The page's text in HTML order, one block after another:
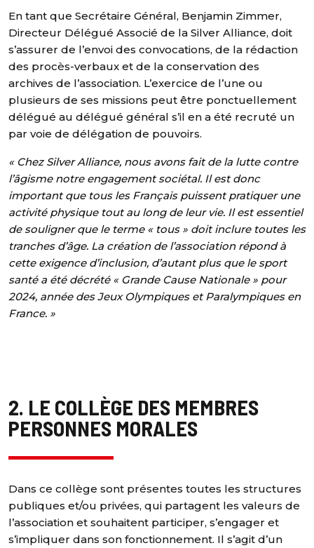
En tant que Secrétaire Général, Benjamin Zimmer,
Directeur Délégué Associé de la Silver Alliance, doit
s’assurer de l’envoi des convocations, de la rédaction
des procès-verbaux et de la conservation des
archives de l’association. L’exercice de l’une ou
plusieurs de ses missions peut être ponctuellement
délégué au délégué général s’il en a été recruté un
par voie de délégation de pouvoirs.
« Chez Silver Alliance, nous avons fait de la lutte contre
l’âgisme notre engagement sociétal. Il est donc
important que tous les Français puissent pratiquer une
activité physique tout au long de leur vie. Il est essentiel
de souligner que le terme « tous » doit inclure toutes les
tranches d’âge. La création de l’association répond à
cette exigence d’inclusion, d’autant plus que le sport
santé a été décrété « Grande Cause Nationale » pour
2024, année des Jeux Olympiques et Paralympiques en
France. »
2. LE COLLÈGE DES MEMBRES
PERSONNES MORALES
Dans ce collège sont présentes toutes les structures
publiques et/ou privées, qui partagent les valeurs de
l’association et souhaitent participer, s’engager et
s’impliquer dans son fonctionnement. Il s’agit d’un